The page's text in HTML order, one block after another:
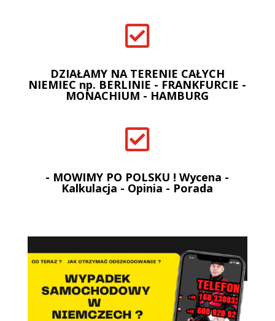

DZIAŁAMY NA TERENIE CAŁYCH
NIEMIEC np. BERLINIE - FRANKFURCIE -
MONACHIUM - HAMBURG

- MOWIMY PO POLSKU ! Wycena -
Kalkulacja - Opinia - Porada